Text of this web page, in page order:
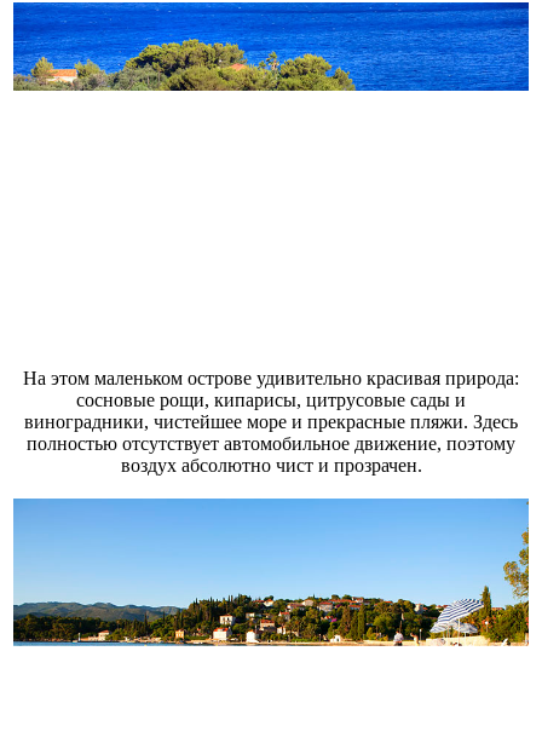
На этом маленьком острове удивительно красивая природа:
сосновые рощи, кипарисы, цитрусовые сады и
виноградники, чистейшее море и прекрасные пляжи. Здесь
полностью отсутствует автомобильное движение, поэтому
воздух абсолютно чист и прозрачен.